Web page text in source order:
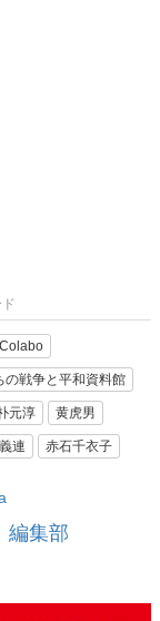
Colabo
の戦争と平和資料館
元淳 黄虎男
連 赤石千衣子
編集部